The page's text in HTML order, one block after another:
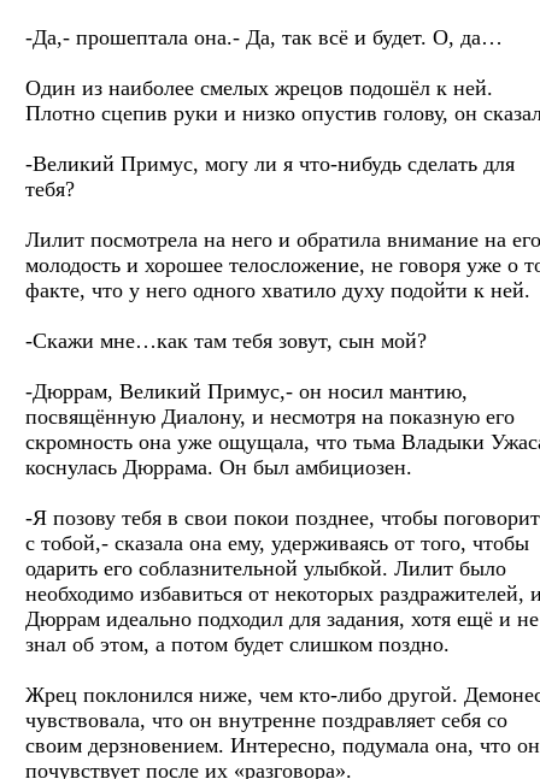
-Да,- прошептала она.- Да, так всё и будет. О, да…
Один из наиболее смелых жрецов подошёл к ней.
Плотно сцепив руки и низко опустив голову, он
-Великий Примус, могу ли я что-нибудь сделать для
тебя?
Лилит посмотрела на него и обратила внимание на его
молодость и хорошее телосложение, не говоря уже о
факте, что у него одного хватило духу подойти к ней.
-Скажи мне…как там тебя зовут, сын мой?
-Дюррам, Великий Примус,- он носил мантию,
посвящённую Диалону, и несмотря на показную его
скромность она уже ощущала, что тьма Владыки
коснулась Дюррама. Он был амбициозен.
-Я позову тебя в свои покои позднее, чтобы
с тобой,- сказала она ему, удерживаясь от того, чтобы
одарить его соблазнительной улыбкой. Лилит было
необходимо избавиться от некоторых раздражителей,
Дюррам идеально подходил для задания, хотя ещё и не
знал об этом, а потом будет слишком поздно.
Жрец поклонился ниже, чем кто-либо другой.
чувствовала, что он внутренне поздравляет себя со
своим дерзновением. Интересно, подумала она, что он
почувствует после их «разговора».